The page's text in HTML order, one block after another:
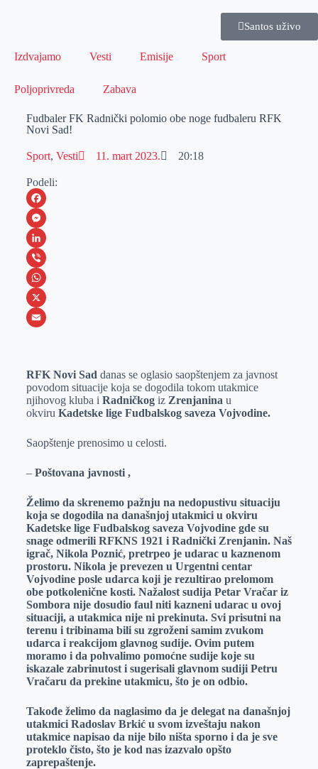
Santos uživo
Izdvajamo Vesti Emisije Sport
Poljoprivreda Zabava
Fudbaler FK Radnički polomio obe noge fudbaleru RFK
Novi Sad!
Sport, Vesti 11. mart 2023. 20:18
Podeli:
F
a
c
e
b
o
M
e
s
s
e
e
r
L
i
n
k
I
n
V
i
b
W
h
s
A
p
p
X
a
i
l
RFK Novi Sad danas se oglasio saopštenjem za javnost
povodom situacije koja se dogodila tokom utakmice
njihovog kluba i Radničkogiz Zrenjanina u
okviru Kadetske lige Fudbalskog saveza Vojvodine.
Saopštenje prenosimo u celosti.
– Poštovana javnosti ,
Želimo da skrenemo pažnju na nedopustivu situaciju
koja se dogodila na današnjoj utakmici u okviru
Kadetske lige Fudbalskog saveza Vojvodine gde su
snage odmerili RFKNS 1921 i Radnički Zrenjanin. Naš
igrač, Nikola Poznić, pretrpeo je udarac u kaznenom
prostoru. Nikola je prevezen u Urgentni centar
Vojvodine posle udarca koji je rezultirao prelomom
obe potkolenične kosti. Nažalost sudija Petar Vračar iz
Sombora nije dosudio faul niti kazneni udarac u ovoj
situaciji, a utakmica nije ni prekinuta. Svi prisutni na
terenu i tribinama bili su zgroženi samim zvukom
udarca i reakcijom glavnog sudije. Ovim putem
moramo i da pohvalimo pomoćne sudije koje su
iskazale zabrinutost i sugerisali glavnom sudiji Petru
Vračaru da prekine utakmicu, što je on odbio.
Takođe želimo da naglasimo da je delegat na današnjoj
utakmici Radoslav Brkić u svom izveštaju nakon
utakmice napisao da nije bilo ništa sporno i da je sve
proteklo čisto, što je kod nas izazvalo opšto
zaprepaštenje.